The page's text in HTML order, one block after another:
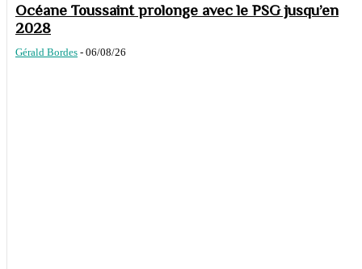
Océane Toussaint prolonge avec le PSG jusqu’en
2028
Gérald Bordes - 06/08/26